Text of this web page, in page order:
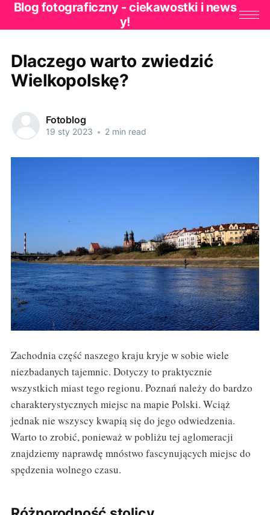
Blog fotograficzny - ciekawostki i news
y!
Dlaczego warto zwiedzić
Wielkopolskę?
Fotoblog
19 sty 2023 • 2 min read
Zachodnia część naszego kraju kryje w sobie wiele
niezbadanych tajemnic. Dotyczy to praktycznie
wszystkich miast tego regionu. Poznań należy do bardzo
charakterystycznych miejsc na mapie Polski. Wciąż
jednak nie wszyscy kwapią się do jego odwiedzenia.
Warto to zrobić, ponieważ w pobliżu tej aglomeracji
znajdziemy naprawdę mnóstwo fascynujących miejsc do
spędzenia wolnego czasu.